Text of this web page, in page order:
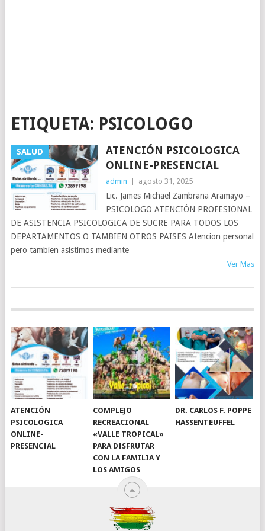
ETIQUETA: PSICOLOGO
SALUD
ATENCIÓN PSICOLOGICA
ONLINE-PRESENCIAL
admin agosto 31, 2025
Lic. James Michael Zambrana Aramayo –
PSICOLOGO ATENCIÓN PROFESIONAL
DE ASISTENCIA PSICOLOGICA DE SUCRE PARA TODOS LOS
DEPARTAMENTOS O TAMBIEN OTROS PAISES Atencion personal
pero tambien asistimos mediante
Ver Mas
ATENCIÓN
PSICOLOGICA
ONLINE-
PRESENCIAL
COMPLEJO
RECREACIONAL
«VALLE TROPICAL»
PARA DISFRUTAR
CON LA FAMILIA Y
LOS AMIGOS
DR. CARLOS F. POPPE
HASSENTEUFFEL